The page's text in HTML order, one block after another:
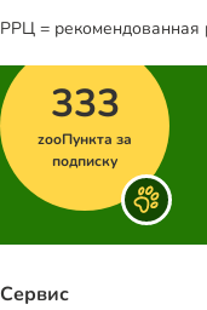
РРЦ = рекомендованная
333
zooПункта за
подписку
Сервис